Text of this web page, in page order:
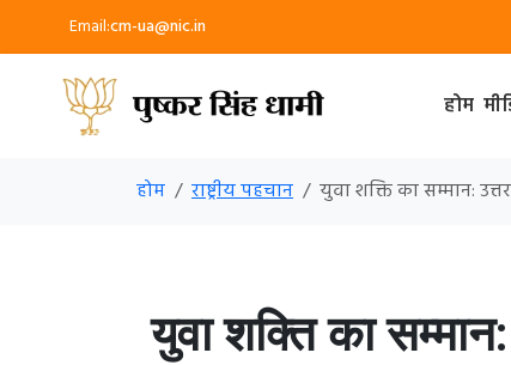
Email:cm-ua@nic.in
होम
होम राष्ट्रीय पहचान युवा शक्ति का सम्मान:
युवा शक्ति का